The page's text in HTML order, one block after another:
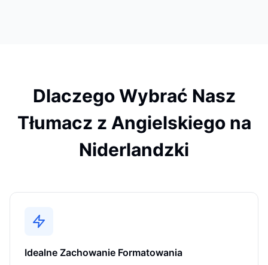
Dlaczego Wybrać Nasz
Tłumacz z Angielskiego na
Niderlandzki
Idealne Zachowanie Formatowania